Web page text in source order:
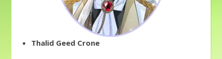
Thalid Geed Crone